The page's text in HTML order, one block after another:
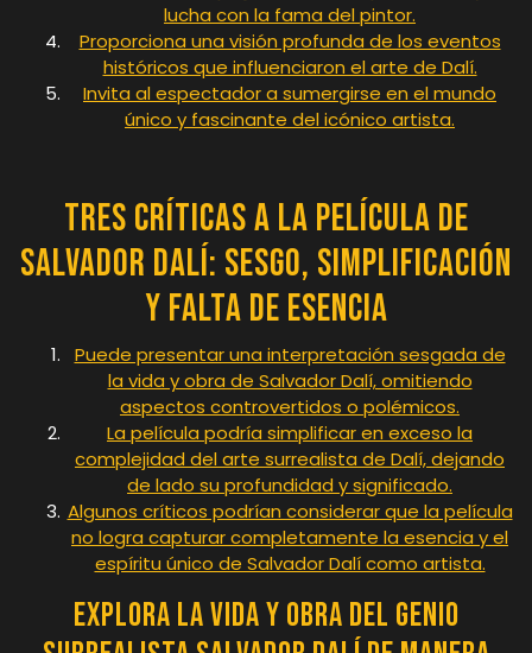
lucha con la fama del pintor.
Proporciona una visión profunda de los eventos
históricos que influenciaron el arte de Dalí.
Invita al espectador a sumergirse en el mundo
único y fascinante del icónico artista.
Tres Críticas a la Película de
Salvador Dalí: Sesgo, Simplificación
y Falta de Esencia
Puede presentar una interpretación sesgada de
la vida y obra de Salvador Dalí, omitiendo
aspectos controvertidos o polémicos.
La película podría simplificar en exceso la
complejidad del arte surrealista de Dalí, dejando
de lado su profundidad y significado.
Algunos críticos podrían considerar que la película
no logra capturar completamente la esencia y el
espíritu único de Salvador Dalí como artista.
Explora la vida y obra del genio